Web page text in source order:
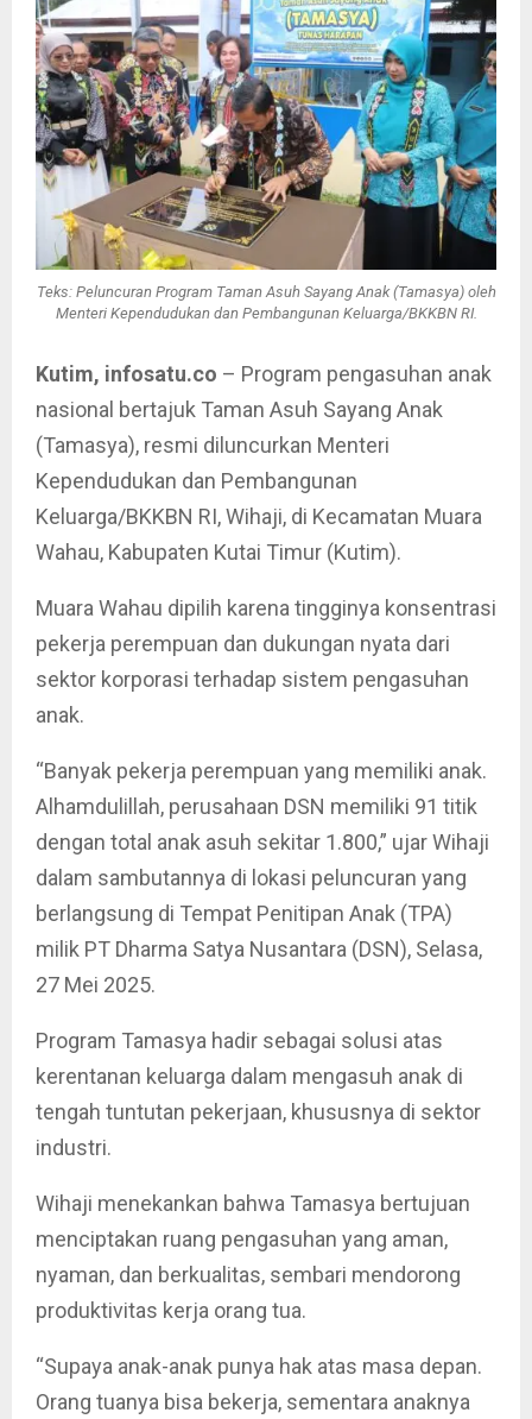
Teks: Peluncuran Program Taman Asuh Sayang Anak (Tamasya) oleh
Menteri Kependudukan dan Pembangunan Keluarga/BKKBN RI.
Kutim, infosatu.co – Program pengasuhan anak
nasional bertajuk Taman Asuh Sayang Anak
(Tamasya), resmi diluncurkan Menteri
Kependudukan dan Pembangunan
Keluarga/BKKBN RI, Wihaji, di Kecamatan Muara
Wahau, Kabupaten Kutai Timur (Kutim).
Muara Wahau dipilih karena tingginya konsentrasi
pekerja perempuan dan dukungan nyata dari
sektor korporasi terhadap sistem pengasuhan
anak.
“Banyak pekerja perempuan yang memiliki anak.
Alhamdulillah, perusahaan DSN memiliki 91 titik
dengan total anak asuh sekitar 1.800,” ujar Wihaji
dalam sambutannya di lokasi peluncuran yang
berlangsung di Tempat Penitipan Anak (TPA)
milik PT Dharma Satya Nusantara (DSN), Selasa,
27 Mei 2025.
Program Tamasya hadir sebagai solusi atas
kerentanan keluarga dalam mengasuh anak di
tengah tuntutan pekerjaan, khususnya di sektor
industri.
Wihaji menekankan bahwa Tamasya bertujuan
menciptakan ruang pengasuhan yang aman,
nyaman, dan berkualitas, sembari mendorong
produktivitas kerja orang tua.
“Supaya anak-anak punya hak atas masa depan.
Orang tuanya bisa bekerja, sementara anaknya